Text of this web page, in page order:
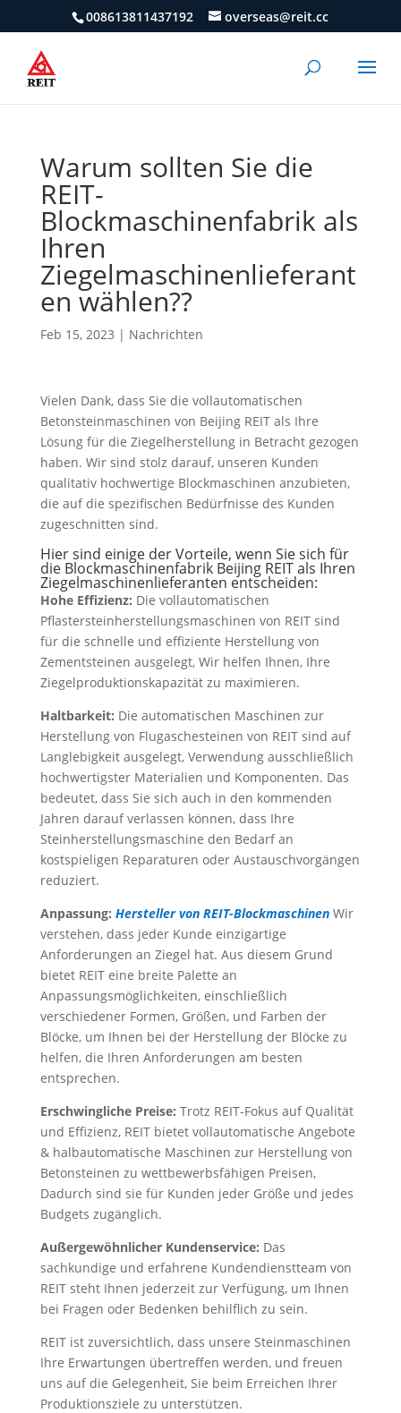
008613811437192 overseas@reit.cc
Warum sollten Sie die
REIT-
Blockmaschinenfabrik als
Ihren
Ziegelmaschinenlieferant
en wählen??
Feb 15, 2023 | Nachrichten
Vielen Dank, dass Sie die vollautomatischen
Betonsteinmaschinen von Beijing REIT als Ihre
Lösung für die Ziegelherstellung in Betracht gezogen
haben. Wir sind stolz darauf, unseren Kunden
qualitativ hochwertige Blockmaschinen anzubieten,
die auf die spezifischen Bedürfnisse des Kunden
zugeschnitten sind.
Hier sind einige der Vorteile, wenn Sie sich für
die Blockmaschinenfabrik Beijing REIT als Ihren
Ziegelmaschinenlieferanten entscheiden:
Hohe Effizienz: Die vollautomatischen
Pflastersteinherstellungsmaschinen von REIT sind
für die schnelle und effiziente Herstellung von
Zementsteinen ausgelegt, Wir helfen Ihnen, Ihre
Ziegelproduktionskapazität zu maximieren.
Haltbarkeit: Die automatischen Maschinen zur
Herstellung von Flugaschesteinen von REIT sind auf
Langlebigkeit ausgelegt, Verwendung ausschließlich
hochwertigster Materialien und Komponenten. Das
bedeutet, dass Sie sich auch in den kommenden
Jahren darauf verlassen können, dass Ihre
Steinherstellungsmaschine den Bedarf an
kostspieligen Reparaturen oder Austauschvorgängen
reduziert.
Anpassung: Hersteller von REIT-BlockmaschinenWir
verstehen, dass jeder Kunde einzigartige
Anforderungen an Ziegel hat. Aus diesem Grund
bietet REIT eine breite Palette an
Anpassungsmöglichkeiten, einschließlich
verschiedener Formen, Größen, und Farben der
Blöcke, um Ihnen bei der Herstellung der Blöcke zu
helfen, die Ihren Anforderungen am besten
entsprechen.
Erschwingliche Preise: Trotz REIT-Fokus auf Qualität
und Effizienz, REIT bietet vollautomatische Angebote
& halbautomatische Maschinen zur Herstellung von
Betonsteinen zu wettbewerbsfähigen Preisen,
Dadurch sind sie für Kunden jeder Größe und jedes
Budgets zugänglich.
Außergewöhnlicher Kundenservice: Das
sachkundige und erfahrene Kundendienstteam von
REIT steht Ihnen jederzeit zur Verfügung, um Ihnen
bei Fragen oder Bedenken behilflich zu sein.
REIT ist zuversichtlich, dass unsere Steinmaschinen
Ihre Erwartungen übertreffen werden, und freuen
uns auf die Gelegenheit, Sie beim Erreichen Ihrer
Produktionsziele zu unterstützen.